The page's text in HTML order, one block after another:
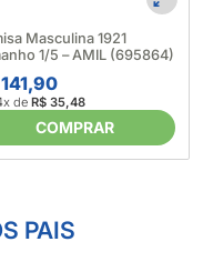
Masculina 1921
1/5 – AMIL (695864)
de R$ 35,48
COMPRAR
PAIS